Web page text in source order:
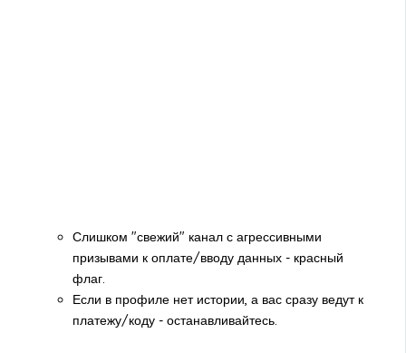
Слишком "свежий" канал с агрессивными
призывами к оплате/вводу данных - красный
флаг.
Если в профиле нет истории, а вас сразу ведут к
платежу/коду - останавливайтесь.